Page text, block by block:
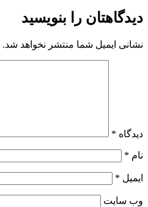
دیدگاهتان را بنویسید
نشانی ایمیل شما منتشر نخواهد شد.
دیدگاه *
نام *
ایمیل *
وب‌ سایت